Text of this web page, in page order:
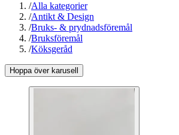
/Alla kategorier
/Antikt & Design
/Bruks- & prydnadsföremål
/Bruksföremål
/Köksgeråd
Hoppa över karusell